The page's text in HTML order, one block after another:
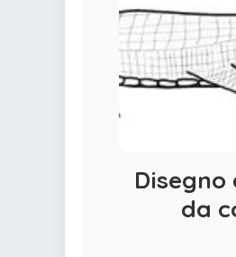
colorare
Supereroi da colorare
DIsegni di Avengers da
colorare
Disegni per il
Indovinelli per bambini
da